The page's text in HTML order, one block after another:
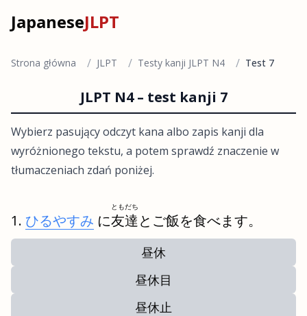
JapaneseJLPT
Strona główna / JLPT / Testy kanji JLPT N4 / Test 7
JLPT N4 – test kanji 7
Wybierz pasujący odczyt kana albo zapis kanji dla
wyróżnionego tekstu, a potem sprawdź znaczenie w
tłumaczeniach zdań poniżej.
ひるやすみ に友達
ともだち
とご飯を食べます。
昼休
昼休目
昼休止